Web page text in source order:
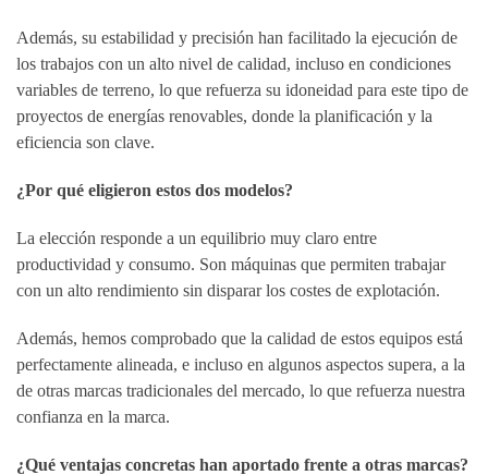
Además, su estabilidad y precisión han facilitado la ejecución de
los trabajos con un alto nivel de calidad, incluso en condiciones
variables de terreno, lo que refuerza su idoneidad para este tipo de
proyectos de energías renovables, donde la planificación y la
eficiencia son clave.
¿Por qué eligieron estos dos modelos?
La elección responde a un equilibrio muy claro entre
productividad y consumo. Son máquinas que permiten trabajar
con un alto rendimiento sin disparar los costes de explotación.
Además, hemos comprobado que la calidad de estos equipos está
perfectamente alineada, e incluso en algunos aspectos supera, a la
de otras marcas tradicionales del mercado, lo que refuerza nuestra
confianza en la marca.
¿Qué ventajas concretas han aportado frente a otras marcas?